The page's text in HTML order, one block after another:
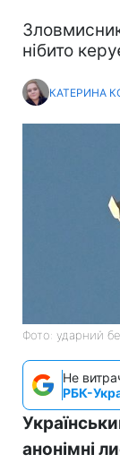
нібито
КАТЕРИНА
Фото: ударний
Не
РБК-
анонімні